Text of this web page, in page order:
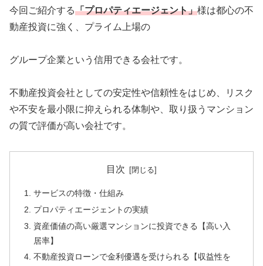
今回ご紹介する「プロパティエージェント」様は都心の不
動産投資に強く、プライム上場の
グループ企業という信用できる会社です。
不動産投資会社としての安定性や信頼性をはじめ、リスク
や不安を最小限に抑えられる体制や、取り扱うマンション
の質で評価が高い会社です。
目次
サービスの特徴・仕組み
プロパティエージェントの実績
資産価値の高い厳選マンションに投資できる【高い入
居率】
不動産投資ローンで金利優遇を受けられる【収益性を